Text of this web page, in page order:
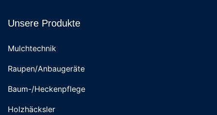
Unsere Produkte
Mulchtechnik
Raupen/Anbaugeräte
Baum-/Heckenpflege
Holzhäcksler